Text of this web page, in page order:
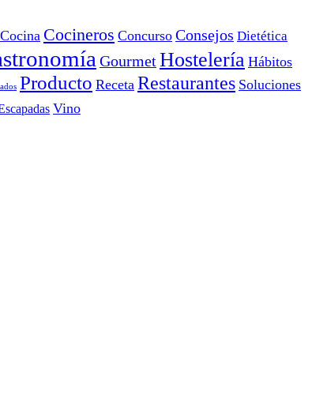
Cocina Cocineros Concurso Consejos Dietética
GourmetHostelería Hábitos
Producto Receta Restaurantes Soluciones
Vino